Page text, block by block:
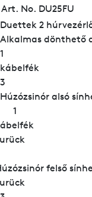
Art. No. DU25FU
Duettek 2
Alkalmas dönthető
1
kábelfék
3
Húzózsinór alsó
1
felső